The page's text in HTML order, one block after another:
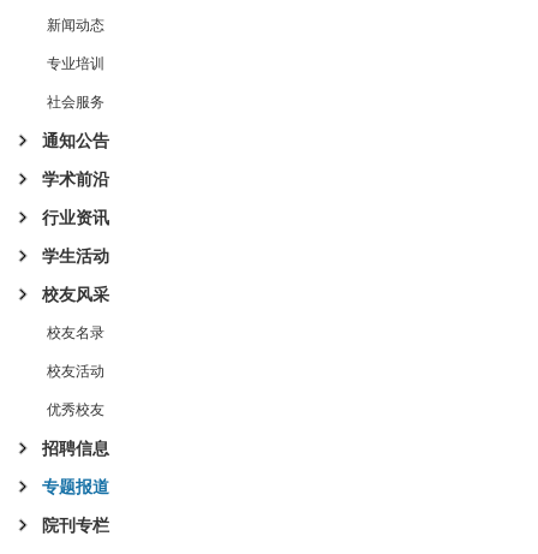
新闻动态
专业培训
社会服务
通知公告
学术前沿
行业资讯
学生活动
校友风采
校友名录
校友活动
优秀校友
招聘信息
专题报道
院刊专栏